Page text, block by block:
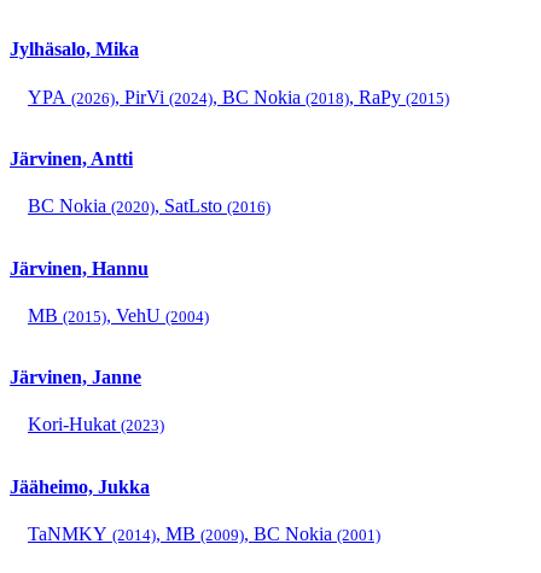
Jylhäsalo, Mika
YPA (2026), PirVi (2024), BC Nokia (2018), RaPy (2015)
Järvinen, Antti
BC Nokia (2020), SatLsto (2016)
Järvinen, Hannu
MB (2015), VehU (2004)
Järvinen, Janne
Kori-Hukat (2023)
Jääheimo, Jukka
TaNMKY (2014), MB (2009), BC Nokia (2001)